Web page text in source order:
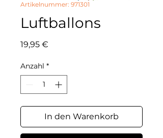
Artikelnummer: 971301
Luftballons
19,95 €
Anzahl *
In den Warenkorb